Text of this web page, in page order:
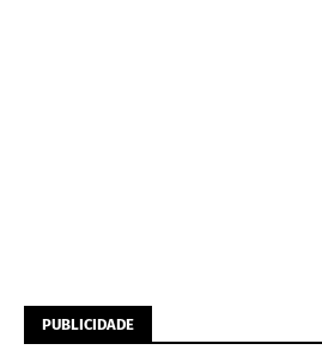
PUBLICIDADE